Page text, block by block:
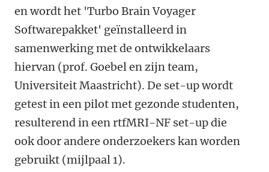
en wordt het 'Turbo Brain Voyager
Softwarepakket' geïnstalleerdin
samenwerking met de ontwikkelaars
hiervan (prof. Goebel en zijn team,
Universiteit Maastricht). De set-up wordt
getest in een pilot met gezonde studenten,
resulterend in een rtfMRI-NF set-up die
ook door andere onderzoekers kan worden
gebruikt (mijlpaal 1).